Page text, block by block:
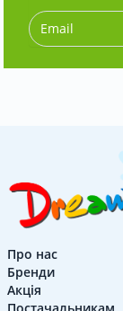
Про нас
Бренди
Акція
Постачальникам